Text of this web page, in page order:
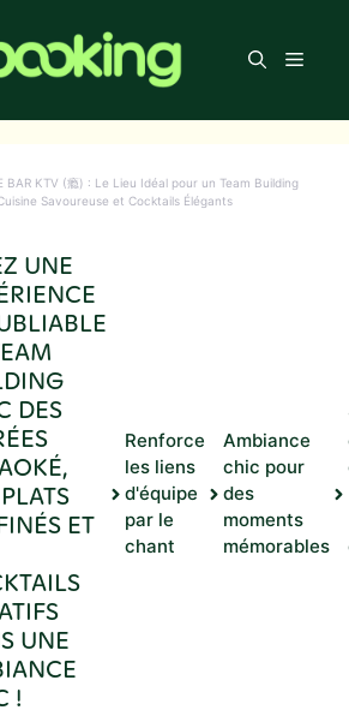
Menu
BAR KTV (瘾) : Le Lieu Idéal pour un Team Building
Savoureuse et Cocktails Élégants
UNE
DES
ET
UNE
!
Renforce
les liens
d'équipe
par le
chant
Ambiance
chic pour
des
moments
mémorables